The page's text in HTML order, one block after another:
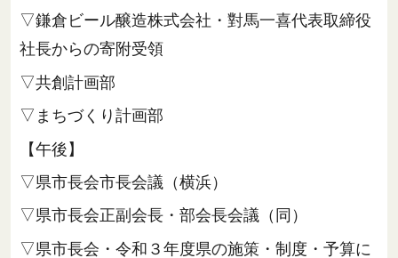
▽鎌倉ビール醸造株式会社・對馬一喜代表取締役
社長からの寄附受領
▽共創計画部
▽まちづくり計画部
【午後】
▽県市長会市長会議（横浜）
▽県市長会正副会長・部会長会議（同）
▽県市長会・令和３年度県の施策・制度・予算に